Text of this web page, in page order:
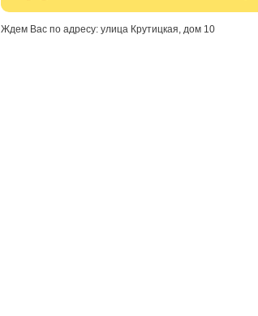
Ждем Вас по адресу: улица Крутицкая, дом 10